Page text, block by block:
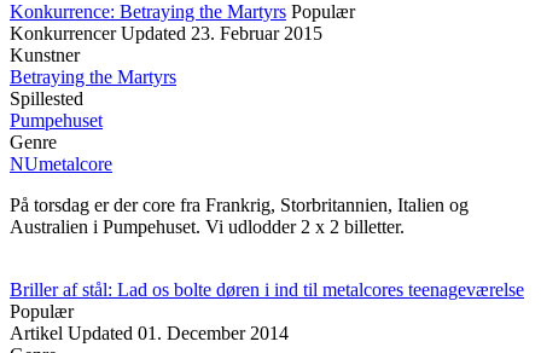
Konkurrence: Betraying the Martyrs Populær
Konkurrencer Updated 23. Februar 2015
Kunstner
Betraying the Martyrs
Spillested
Pumpehuset
Genre
NUmetalcore
På torsdag er der core fra Frankrig, Storbritannien, Italien og
Australien i Pumpehuset. Vi udlodder 2 x 2 billetter.
Briller af stål: Lad os bolte døren i ind til metalcores teenageværelse
Populær
Artikel Updated 01. December 2014